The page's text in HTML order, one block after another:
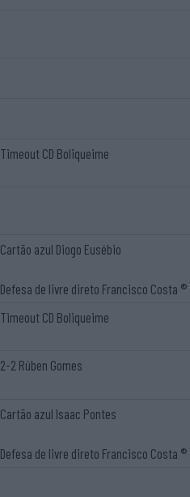
Timeout CD Boliqueime
Cartão azul Diogo Eusébio
Defesa de livre direto Francisco Costa ®
Timeout CD Boliqueime
2-2 Rúben Gomes
Cartão azul Isaac Pontes
Defesa de livre direto Francisco Costa ®